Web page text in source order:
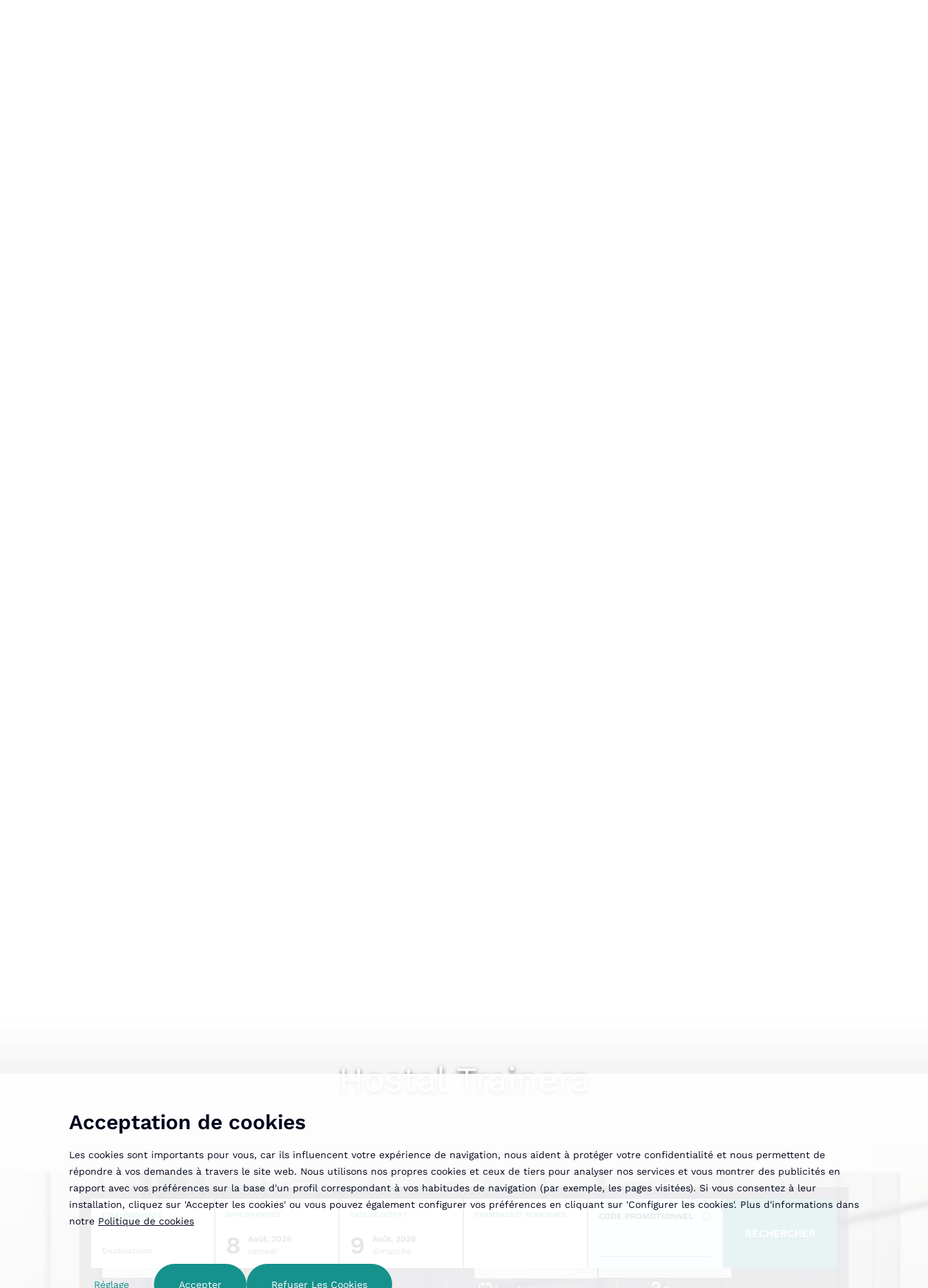
Hostal Trainera
Destinations 8
Août, 2026
samedi
9
Août, 2026
dimanche
CODE PROMOTIONNEL
Acceptation de cookies
Les cookies sont importants pour vous, car ils influencent votre expérience de navigation, nous aident à protéger votre confidentialité et nous permettent de
répondre à vos demandes à travers le site web. Nous utilisons nos propres cookies et ceux de tiers pour analyser nos services et vous montrer des publicités en
rapport avec vos préférences sur la base d'un profil correspondant à vos habitudes de navigation (par exemple, les pages visitées). Si vous consentez à leur
installation, cliquez sur 'Accepter les cookies' ou vous pouvez également configurer vos préférences en cliquant sur 'Configurer les cookies'. Plus d'informations dans
notre Politique de cookies
Réglage Accepter Refuser Les Cookies